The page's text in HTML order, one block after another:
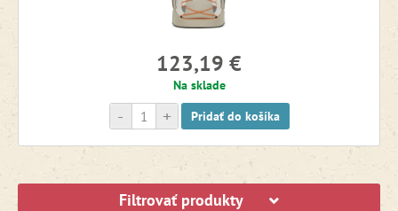
123,19 €
Na sklade
+
- Pridať do košíka
Filtrovať produkty